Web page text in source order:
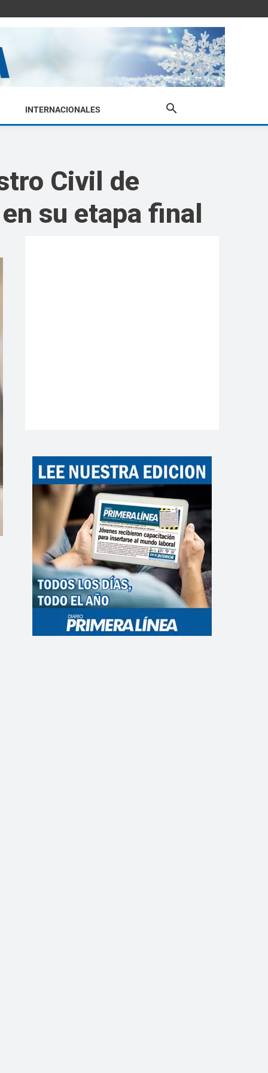
INTERNACIONALES
Civil de
su etapa final